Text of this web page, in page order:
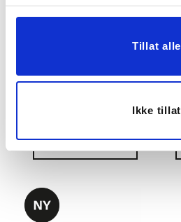
Tillat alle
Ikke tillat